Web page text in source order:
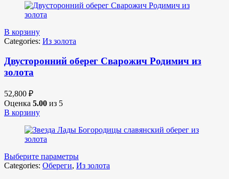
В корзину
Categories: Из золота
Двусторонний оберег Сварожич Родимич из
золота
52,800 ₽
Оценка 5.00 из 5
В корзину
Выберите параметры
Categories: Обереги, Из золота